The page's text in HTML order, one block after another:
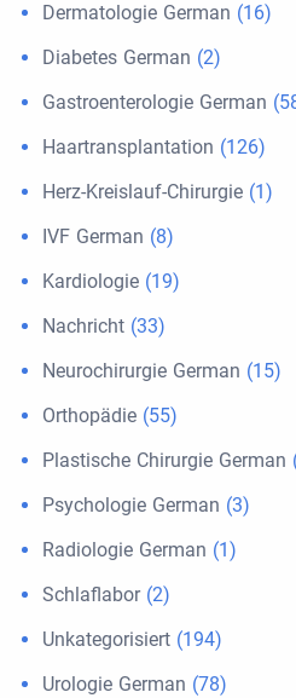
Dermatologie German (16)
Diabetes German (2)
Gastroenterologie German
Haartransplantation (126)
Herz-Kreislauf-Chirurgie (1)
IVF German (8)
Kardiologie (19)
Nachricht (33)
Neurochirurgie German (15)
Orthopädie (55)
Plastische Chirurgie German
Psychologie German (3)
Radiologie German (1)
Schlaflabor(2)
Unkategorisiert (194)
Urologie German (78)